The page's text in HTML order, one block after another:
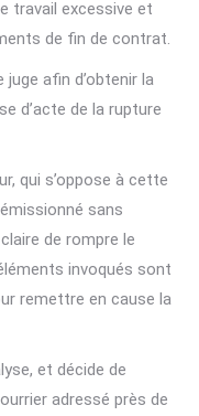
travail excessive et
de fin de contrat.
afin d’obtenir la
d’acte de la rupture
qui s’oppose à cette
sans
de rompre le
invoqués sont
remettre en cause la
et décide de
adressé près de